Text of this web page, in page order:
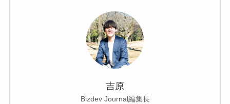
吉原
Bizdev Journal編集長